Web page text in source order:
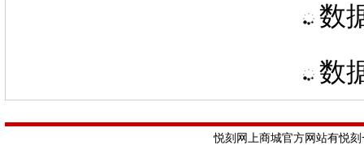
数
数
悦刻网上商城官方网站有悦